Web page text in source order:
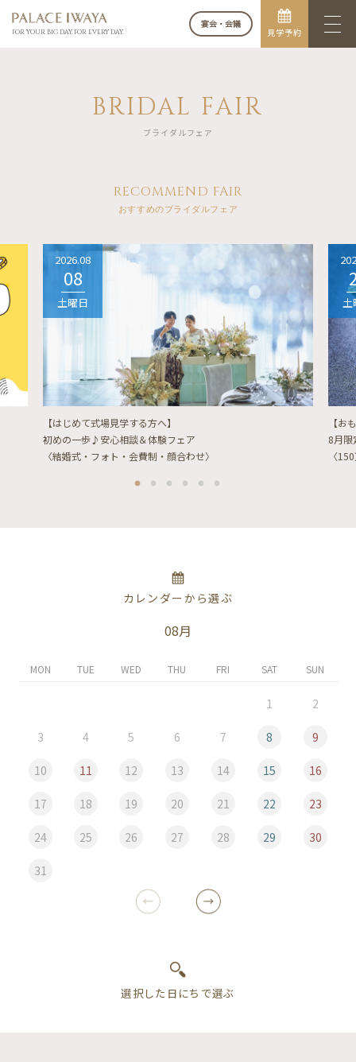
FOR YOUR BIG DAY. FOR EVERY DAY.
宴会・会議
見学予約
BRIDAL FAIR
ブライダルフェア
RECOMMEND FAIR
おすすめのブライダルフェア
2026.08
08
土曜日
【はじめて式場見学する方へ】
初めの一歩♪安心相談＆体験フェア
〈結婚式・フォト・会費制・顔合わせ〉
土
【お
8月限
〈
カレンダーから選ぶ
08月
MON TUE WED THU FRI SAT SUN
1 2
3 4 5 6 7 8 9
10 11 12 13 14 15 16
17 18 19 20 21 22 23
24 25 26 27 28 29 30
31